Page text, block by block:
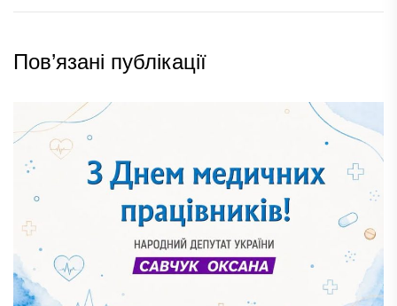
Пов’язані публікації